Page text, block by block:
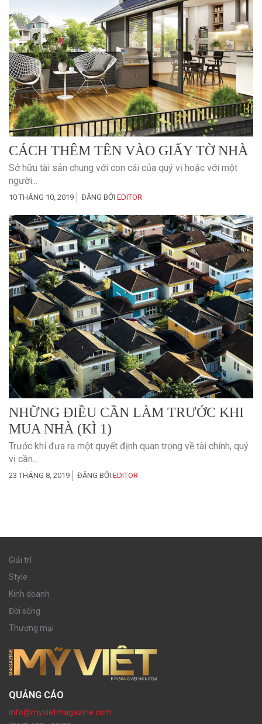
CÁCH THÊM TÊN VÀO GIẤY TỜ NHÀ
Sở hữu tài sản chung với con cái của quý vị hoặc với một
người...
10 THÁNG 10, 2019 ĐĂNG BỞI EDITOR
NHỮNG ĐIỀU CẦN LÀM TRƯỚC KHI
MUA NHÀ (KÌ 1)
Trước khi đưa ra một quyết định quan trọng về tài chính, quý
vị cần...
23 THÁNG 8, 2019 ĐĂNG BỞI EDITOR
Giải trí
Style
Kinh doanh
Đời sống
Thương mại
QUẢNG CÁO
info@myvietmagazine.com